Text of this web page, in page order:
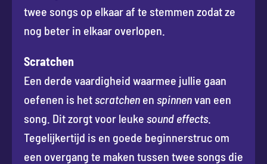
twee songs op elkaar af te stemmen zodat ze
nog beter in elkaar overlopen.
Scratchen
Een derde vaardigheid waarmee jullie gaan
oefenen is hetscratchen en spinnenvan een
song. Dit zorgt voor leuke sound effects.
Tegelijkertijd is en goede beginnerstruc om
een overgang te maken tussen twee songs die